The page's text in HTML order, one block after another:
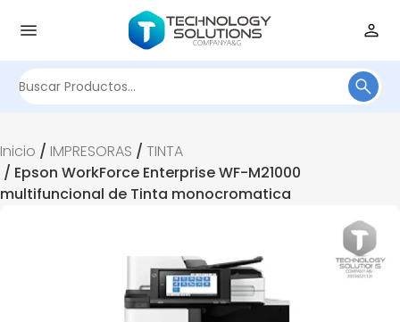
Inicio / IMPRESORAS / TINTA
/ Epson WorkForce Enterprise WF-M21000
multifuncional de Tinta monocromatica